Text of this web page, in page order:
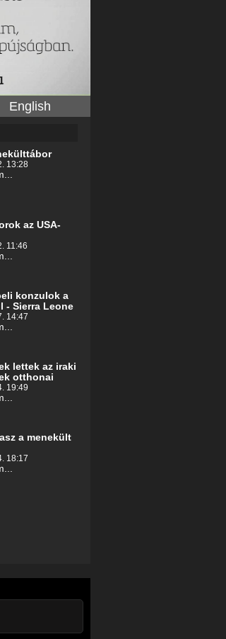
English
13:28
az USA-
11:46
konzulok a
- Sierra Leone
14:47
lettek az iraki
otthonai
19:49
a menekült
18:17